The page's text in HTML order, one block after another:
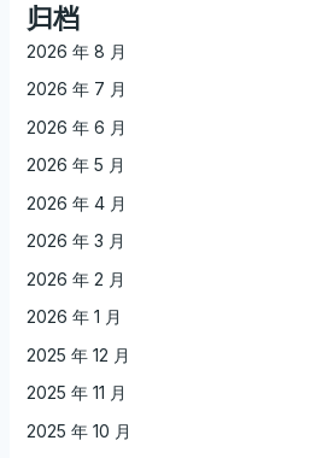
归档
2026 年 8 月
2026 年 7 月
2026 年 6 月
2026 年 5 月
2026 年 4 月
2026 年 3 月
2026 年 2 月
2026 年 1 月
2025 年 12 月
2025 年 11 月
2025 年 10 月